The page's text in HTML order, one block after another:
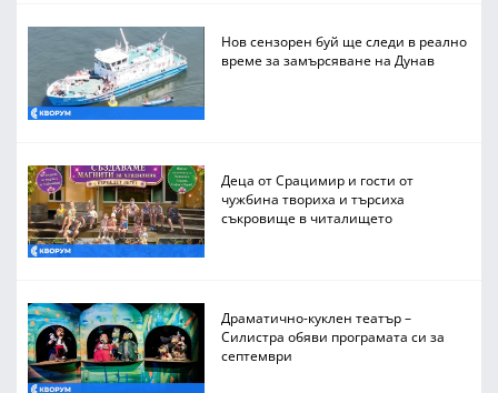
Нов сензорен буй ще следи в реално
време за замърсяване на Дунав
Деца от Срацимир и гости от
чужбина твориха и търсиха
съкровище в читалището
Драматично-куклен театър –
Силистра обяви програмата си за
септември